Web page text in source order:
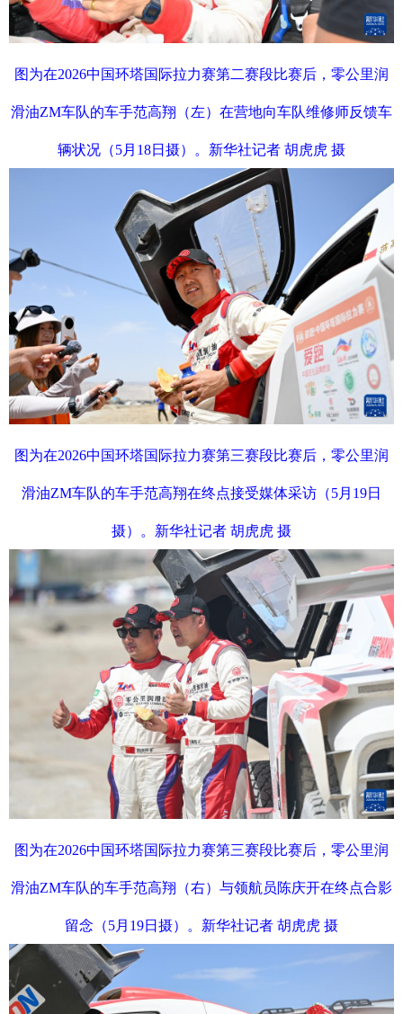
图为在2026中国环塔国际拉力赛第二赛段比赛后，零公里润
滑油ZM车队的车手范高翔（左）在营地向车队维修师反馈车
辆状况（5月18日摄）。新华社记者 胡虎虎 摄
图为在2026中国环塔国际拉力赛第三赛段比赛后，零公里润
滑油ZM车队的车手范高翔在终点接受媒体采访（5月19日
摄）。新华社记者 胡虎虎 摄
图为在2026中国环塔国际拉力赛第三赛段比赛后，零公里润
滑油ZM车队的车手范高翔（右）与领航员陈庆开在终点合影
留念（5月19日摄）。新华社记者 胡虎虎 摄